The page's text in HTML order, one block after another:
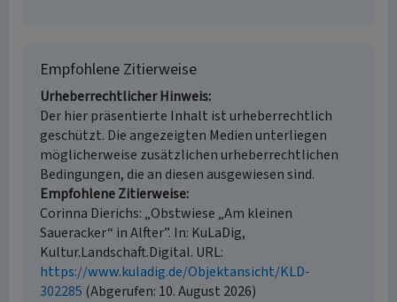
Empfohlene Zitierweise
Urheberrechtlicher Hinweis
Der hier präsentierte Inhalt ist urheberrechtlich
geschützt. Die angezeigten Medien unterliegen
möglicherweise zusätzlichen urheberrechtlichen
Bedingungen, die an diesen ausgewiesen sind.
Empfohlene Zitierweise
Corinna Dierichs: „Obstwiese „Am kleinen
Saueracker“ in Alfter”. In: KuLaDig,
Kultur.Landschaft.Digital. URL:
https://www.kuladig.de/Objektansicht/KLD-
302285 (Abgerufen: 10. August 2026)